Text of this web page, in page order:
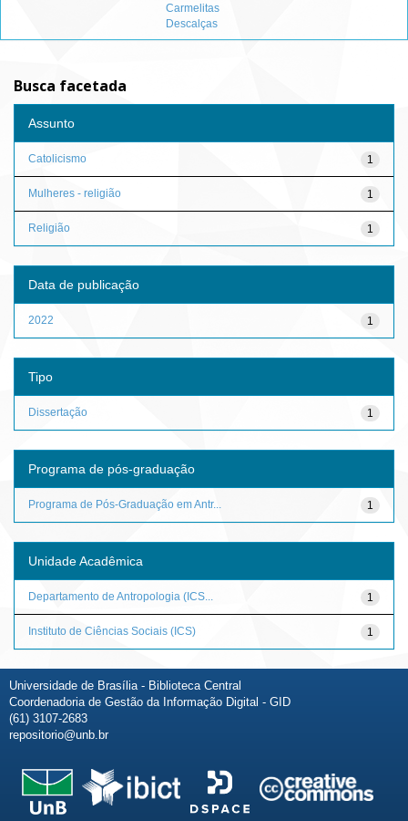
Carmelitas
Descalças
Busca facetada
Assunto
1
Catolicismo
1
Mulheres - religião
1
Religião
Data de publicação
1
2022
Tipo
1
Dissertação
Programa de pós-graduação
1
Programa de Pós-Graduação em Antr...
Unidade Acadêmica
1
Departamento de Antropologia (ICS...
1
Instituto de Ciências Sociais (ICS)
Universidade de Brasília - Biblioteca Central
Coordenadoria de Gestão da Informação Digital - GID
(61) 3107-2683
repositorio@unb.br